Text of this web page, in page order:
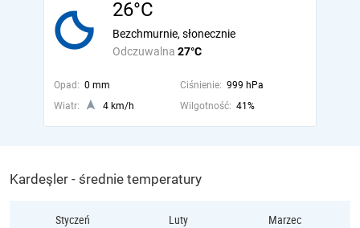
26°C
Odczuwalna 27°C
Bezchmurnie, słonecznie
Opad: 0 mm Ciśnienie: 999 hPa
Wiatr:
4 km/h Wilgotność: 41%
Kardeşler - średnie temperatury
Styczeń Luty Marzec